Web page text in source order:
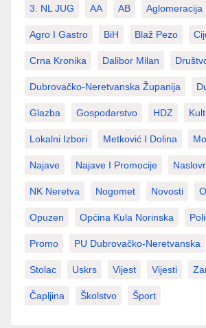
3. NL JUG AA AB Aglomeracija
Agro I Gastro BiH Blaž Pezo
Crna Kronika Dalibor Milan
Dubrovačko-Neretvanska Županija
Glazba Gospodarstvo HDZ
Lokalni Izbori Metković I Dolina
Najave Najave I Promocije
NK Neretva Nogomet Novosti
Opuzen Općina Kula Norinska
Promo PU Dubrovačko-Neretvanska
Stolac Uskrs Vijest Vijesti
Čapljina Školstvo Šport